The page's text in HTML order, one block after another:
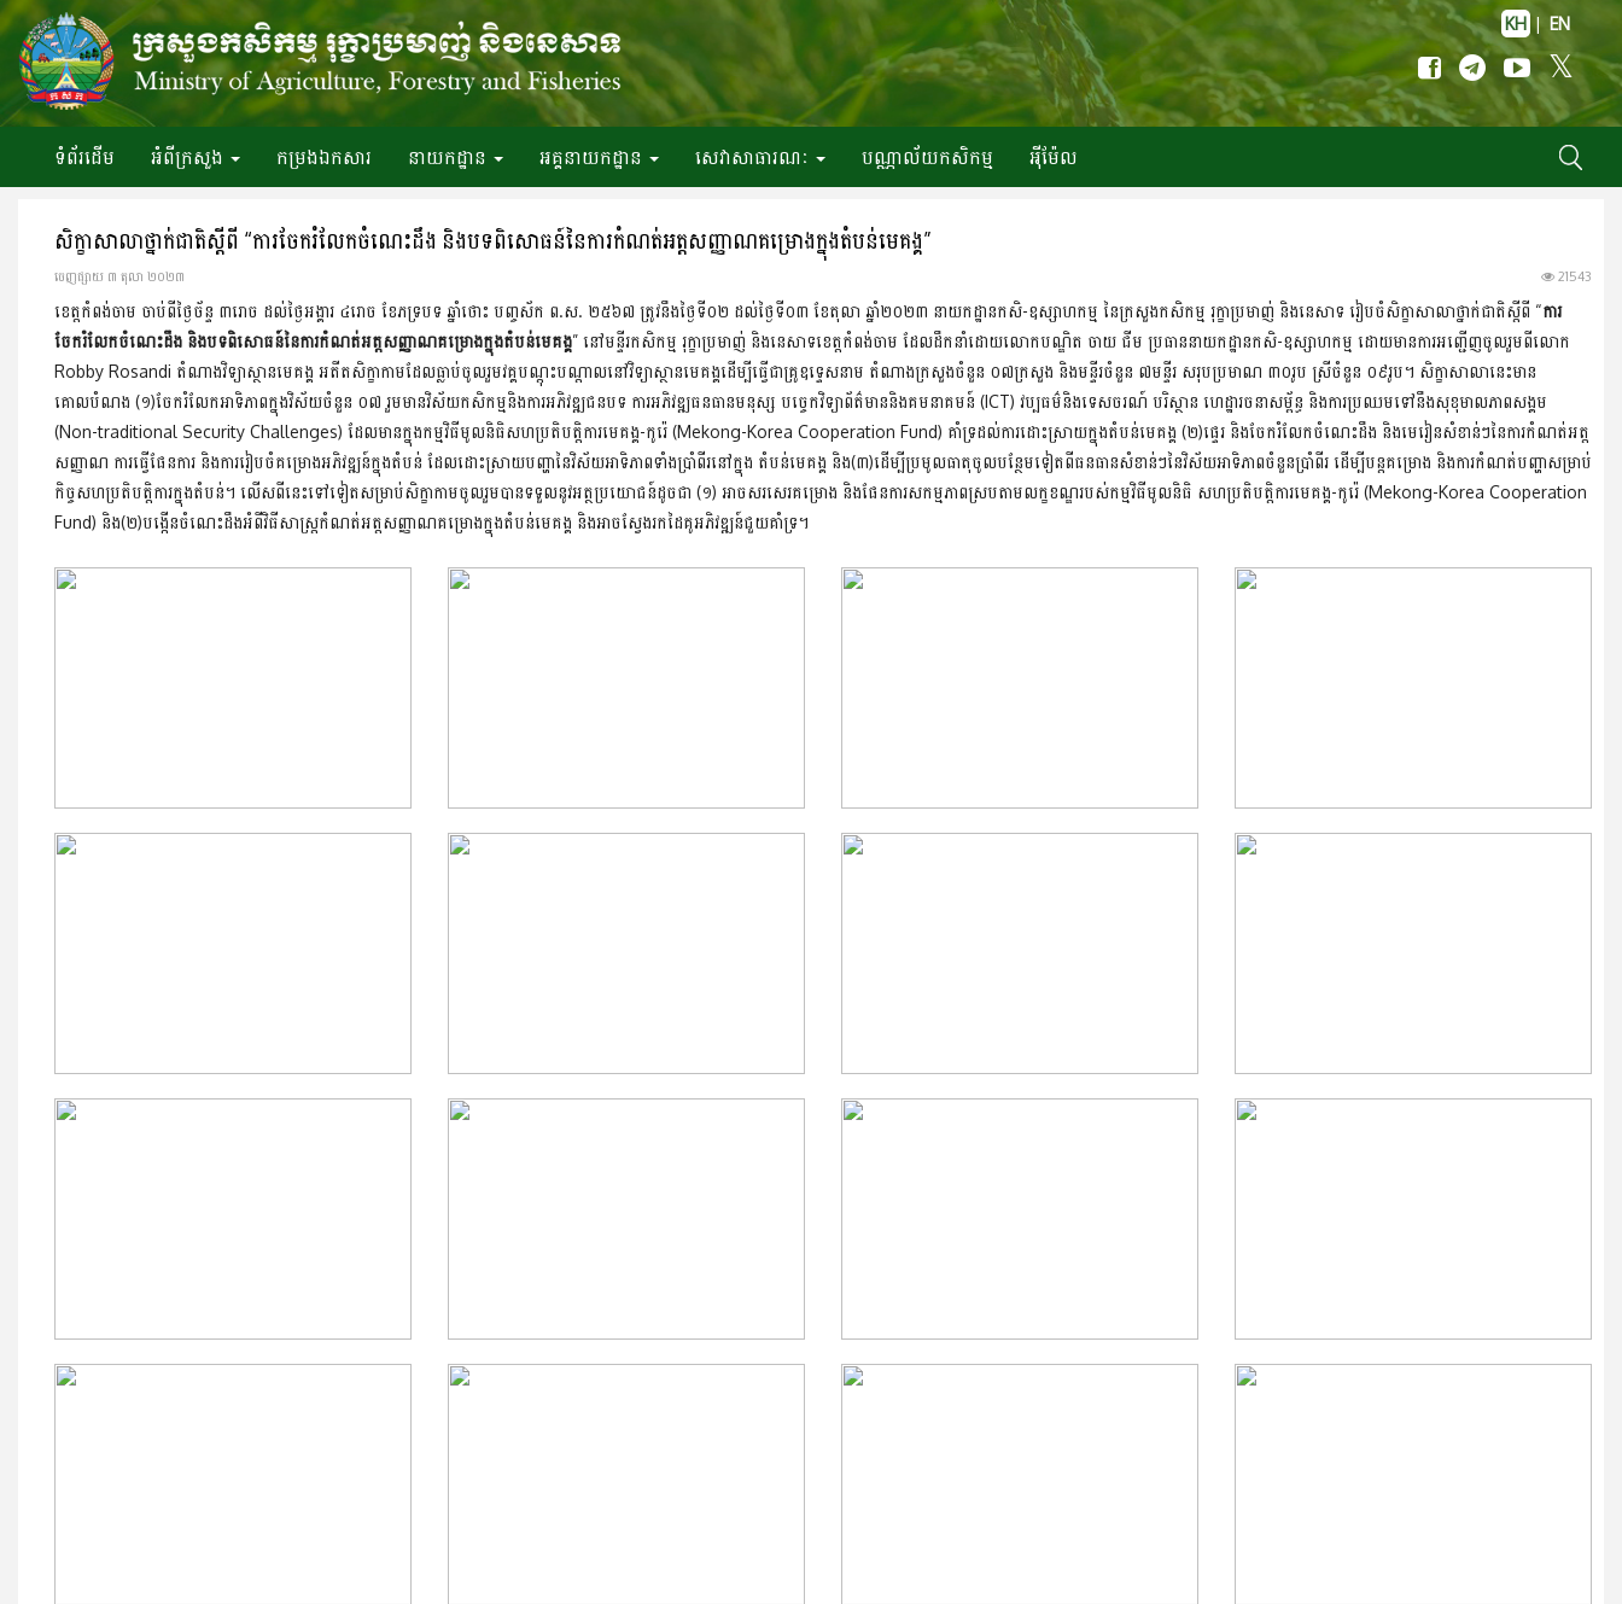
KH | EN
ទំព័រ​ដើម អំពី​ក្រសួង កម្រងឯកសារ នាយកដ្ឋាន អគ្គនាយកដ្ឋាន សេវាសាធារណៈ បណ្ណាល័យកសិកម្ម អ៉ីម៉ែល
សិក្ខាសាលាថ្នាក់ជាតិស្ដីពី “ការចែករំលែកចំណេះដឹង និងបទពិសោធន៍នៃការកំណត់អត្តសញ្ញាណគម្រោងក្នុងតំបន់មេគង្គ”
ចេញ​ផ្សាយ​ ៣ តុលា ២០២៣ 21543
ខេត្តកំពង់ចាម ចាប់ពីថ្ងៃច័ន្ទ ៣រោច ដល់ថ្ងៃអង្គារ ៤រោច ខែភទ្របទ ឆ្នាំថោះ បញ្ចស័ក ព.ស. ២៥៦៧ ត្រូវនឹងថ្ងៃទី០២ ដល់ថ្ងៃទី០៣ ខែតុលា ឆ្នាំ២០២៣ នាយកដ្ឋានកសិ-ឧស្សាហកម្ម នៃក្រសួងកសិកម្ម រុក្ខាប្រមាញ់ និងនេសាទ រៀបចំសិក្ខាសាលាថ្នាក់ជាតិស្ដីពី “ការ
ចែករំលែកចំណេះដឹង និងបទពិសោធន៍នៃការកំណត់អត្តសញ្ញាណគម្រោងក្នុងតំបន់មេគង្គ” នៅមន្ទីរកសិកម្ម រុក្ខាប្រមាញ់ និងនេសាទខេត្តកំពង់ចាម ដែលដឹកនាំដោយលោកបណ្ឌិត ចាយ ជីម ប្រធាននាយកដ្ឋានកសិ-ឧស្សាហកម្ម ដោយមានការអញ្ជើញចូលរួមពីលោក
Robby Rosandi តំណាងវិទ្យាស្ថានមេគង្គ អតីតសិក្ខាកាមដែលធ្លាប់ចូលរួមវគ្គបណ្ដុះបណ្ដាលនៅវិទ្យាស្ថានមេគង្គដើម្បីធ្វើជាគ្រូឧទ្ទេសនាម តំណាងក្រសួងចំនួន ០៧ក្រសួង និងមន្ទីរចំនួន ៧មន្ទីរ សរុបប្រមាណ ៣០រូប ស្រីចំនួន ០៩រូប។ សិក្ខាសាលានេះមាន
គោលបំណង (១)ចែករំលែកអាទិភាពក្នុងវិស័យចំនួន ០៧ រួមមានវិស័យកសិកម្មនិងការអភិវឌ្ឍជនបទ ការអភិវឌ្ឍធនធានមនុស្ស បច្ចេកវិទ្យាព័ត៌មាននិងគមនាគមន៍ (ICT) វប្បធម៌និងទេសចរណ៍ បរិស្ថាន ហេដ្ឋារចនាសម្ព័ន្ធ និងការប្រឈមទៅនឹងសុខុមាលភាពសង្គម
(Non-traditional Security Challenges) ដែលមានក្នុងកម្មវិធីមូលនិធិសហប្រតិបត្តិការមេគង្គ-កូរ៉េ (Mekong-Korea Cooperation Fund) គាំទ្រដល់ការដោះស្រាយក្នុងតំបន់មេគង្គ (២)ផ្ទេរ និងចែករំលែកចំណេះដឹង និងមេរៀនសំខាន់ៗនៃការកំណត់អត្ត
សញ្ញាណ ការធ្វើផែនការ និងការរៀបចំគម្រោងអភិវឌ្ឍន៍ក្នុងតំបន់ ដែលដោះស្រាយបញ្ហានៃវិស័យអាទិភាពទាំងប្រាំពីរនៅក្នុង តំបន់មេគង្គ និង(៣)ដើម្បីប្រមូលធាតុចូលបន្ថែមទៀតពីធនធានសំខាន់ៗនៃវិស័យអាទិភាពចំនួនប្រាំពីរ ដើម្បីបន្តគម្រោង និងការកំណត់បញ្ហាសម្រាប់
កិច្ចសហប្រតិបត្តិការក្នុងតំបន់។ លើសពីនេះទៅទៀតសម្រាប់សិក្ខាកាមចូលរួមបានទទួលនូវអត្ថប្រយោជន៍ដូចជា (១) អាចសរសេរគម្រោង និងផែនការសកម្មភាពស្របតាមលក្ខខណ្ឌរបស់កម្មវិធីមូលនិធិ សហប្រតិបតិ្តការមេគង្គ-កូរ៉េ (Mekong-Korea Cooperation
Fund) និង(២)បង្កើនចំណេះដឹងអំពីវិធីសាស្រ្តកំណត់អត្តសញ្ញាណគម្រោងក្នុងតំបន់មេគង្គ និងអាចស្វែងរកដៃគូអភិវឌ្ឍន៍ជួយគាំទ្រ។